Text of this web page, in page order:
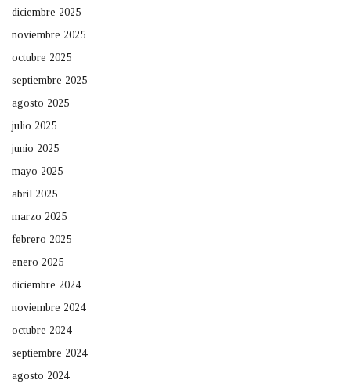
diciembre 2025
noviembre 2025
octubre 2025
septiembre 2025
agosto 2025
julio 2025
junio 2025
mayo 2025
abril 2025
marzo 2025
febrero 2025
enero 2025
diciembre 2024
noviembre 2024
octubre 2024
septiembre 2024
agosto 2024